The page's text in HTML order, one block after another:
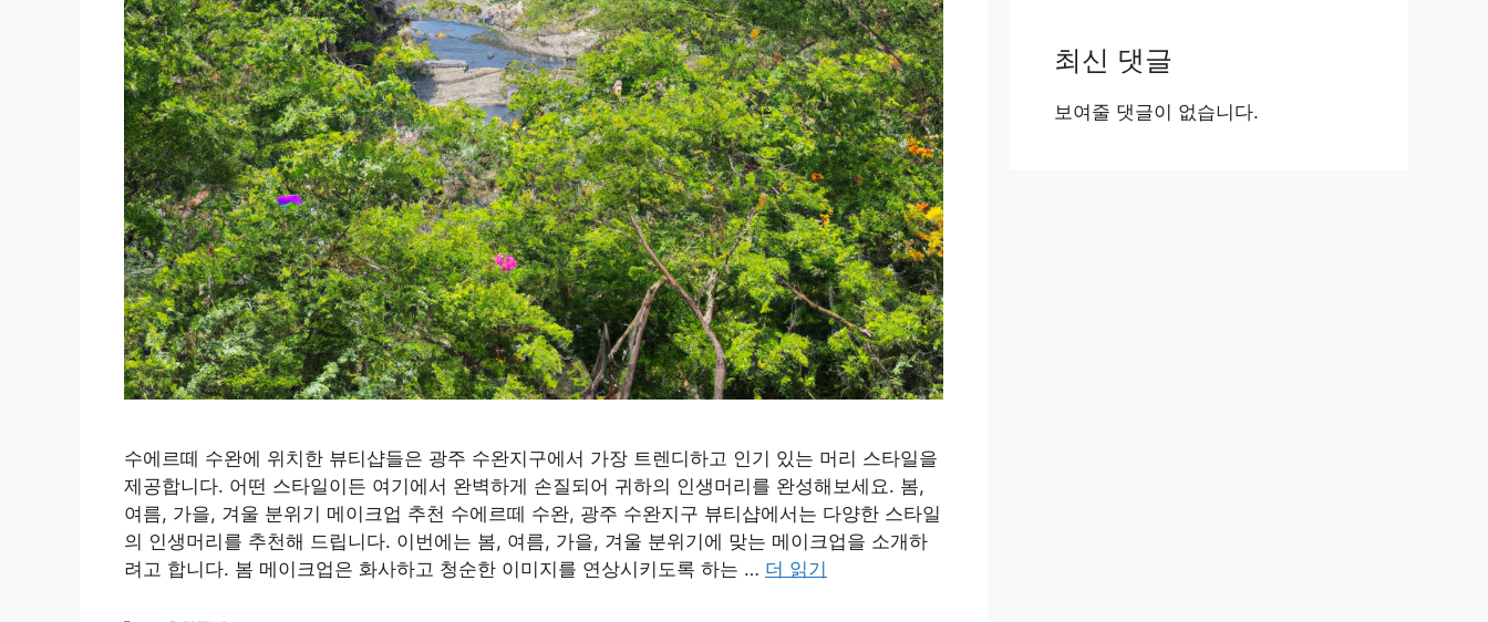
수에르떼 수완에 위치한 뷰티샵들은 광주 수완지구에서 가장 트렌디하고 인기 있는 머리 스타일을
제공합니다. 어떤 스타일이든 여기에서 완벽하게 손질되어 귀하의 인생머리를 완성해보세요. 봄,
여름, 가을, 겨울 분위기 메이크업 추천 수에르떼 수완, 광주 수완지구 뷰티샵에서는 다양한 스타일
의 인생머리를 추천해 드립니다. 이번에는 봄, 여름, 가을, 겨울 분위기에 맞는 메이크업을 소개하
려고 합니다. 봄 메이크업은 화사하고 청순한 이미지를 연상시키도록 하는 … 더 읽기
최신 댓글
보여줄 댓글이 없습니다.